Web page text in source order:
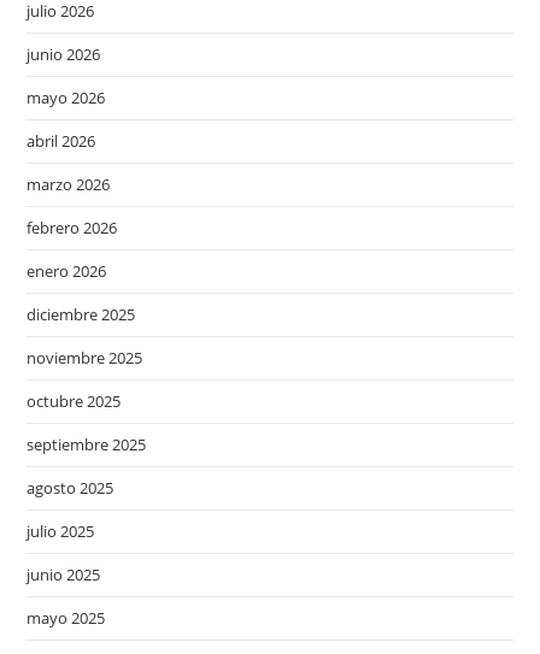
julio 2026
junio 2026
mayo 2026
abril 2026
marzo 2026
febrero 2026
enero 2026
diciembre 2025
noviembre 2025
octubre 2025
septiembre 2025
agosto 2025
julio 2025
junio 2025
mayo 2025